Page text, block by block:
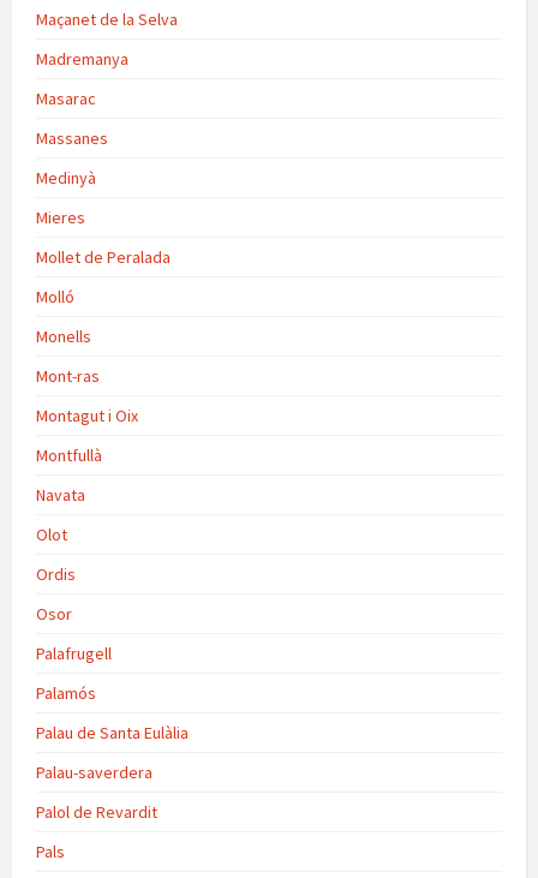
Maçanet de la Selva
Madremanya
Masarac
Massanes
Medinyà
Mieres
Mollet de Peralada
Molló
Monells
Mont-ras
Montagut i Oix
Montfullà
Navata
Olot
Ordis
Osor
Palafrugell
Palamós
Palau de Santa Eulàlia
Palau-saverdera
Palol de Revardit
Pals